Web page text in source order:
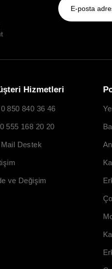
Hizmetleri
0 850 840 36 46
0 555 168 20 20
Mail Destek
ve Değişim